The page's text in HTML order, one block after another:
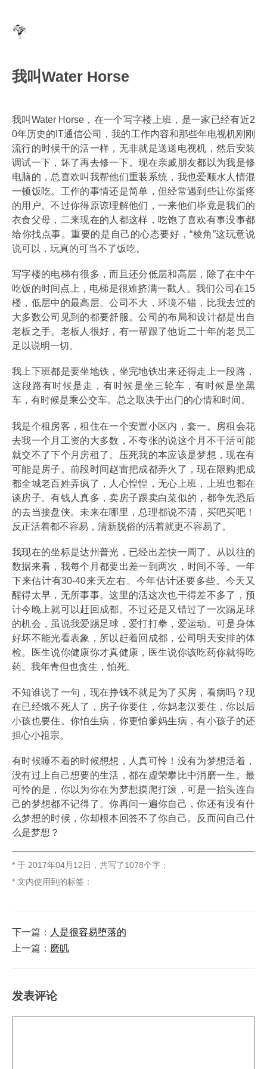
我叫Water Horse
我叫Water Horse，在一个写字楼上班，是一家已经有近2
0年历史的IT通信公司，我的工作内容和那些年电视机刚刚
流行的时候干的活一样，无非就是送送电视机，然后安装
调试一下，坏了再去修一下。现在亲戚朋友都以为我是修
电脑的，总喜欢叫我帮他们重装系统，我也爱顺水人情混
一顿饭吃。工作的事情还是简单，但经常遇到些让你蛋疼
的用户。不过你得原谅理解他们，一来他们毕竟是我们的
衣食父母，二来现在的人都这样，吃饱了喜欢有事没事都
给你找点事。重要的是自己的心态要好，“棱角”这玩意说
说可以，玩真的可当不了饭吃。
写字楼的电梯有很多，而且还分低层和高层，除了在中午
吃饭的时间点上，电梯是很难挤满一戳人。我们公司在15
楼，低层中的最高层。公司不大，环境不错，比我去过的
大多数公司见到的都要舒服。公司的布局和设计都是出自
老板之手。老板人很好，有一帮跟了他近二十年的老员工
足以说明一切。
我上下班都是要坐地铁，坐完地铁出来还得走上一段路，
这段路有时候是走，有时候是坐三轮车，有时候是坐黑
车，有时候是乘公交车。总之取决于出门的心情和时间。
我是个租房客，租住在一个安置小区内，套一。房租会花
去我一个月工资的大多数，不夸张的说这个月不干活可能
就交不了下个月房租了。压死我的本应该是梦想，现在有
可能是房子。前段时间赵雷把成都弄火了，现在限购把成
都全城老百姓弄疯了，人心惶惶，无心上班，上班也都在
谈房子。有钱人真多，卖房子跟卖白菜似的，都争先恐后
的去当接盘侠。未来在哪里，总理都说不清，买吧买吧！
反正活着都不容易，清新脱俗的活着就更不容易了。
我现在的坐标是达州普光，已经出差快一周了。从以往的
数据来看，我每个月都要出差一到两次，时间不等。一年
下来估计有30-40来天左右。今年估计还要多些。今天又
醒得太早，无所事事。这里的活这次也干得差不多了，预
计今晚上就可以赶回成都。不过还是又错过了一次踢足球
的机会，虽说我爱踢足球，爱打打拳，爱运动。可是身体
好坏不能光看表象，所以赶着回成都，公司明天安排的体
检。医生说你健康你才真健康，医生说你该吃药你就得吃
药。我年青但也贪生，怕死。
不知谁说了一句，现在挣钱不就是为了买房，看病吗？现
在已经饿不死人了，房子你要住，你妈老汉要住，你以后
小孩也要住。你怕生病，你更怕爹妈生病，有小孩子的还
担心小祖宗。
有时候睡不着的时候想想，人真可怜！没有为梦想活着，
没有过上自己想要的生活，都在虚荣攀比中消磨一生。最
可怜的是，你以为你在为梦想摸爬打滚，可是一抬头连自
己的梦想都不记得了。你再问一遍你自己，你还有没有什
么梦想的时候，你却根本回答不了你自己。反而问自己什
么是梦想？
* 于 2017年04月12日 ， 共写了1078个字 ；
* 文内使用到的标签：
下一篇： 人是很容易堕落的
上一篇： 磨叽
发表评论